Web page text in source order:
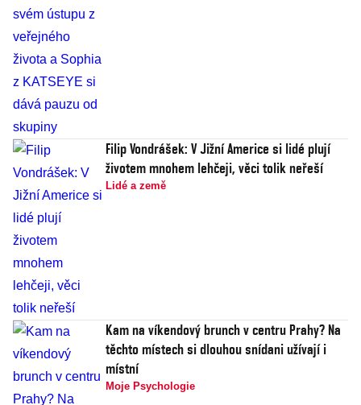
Filip Vondrášek: V Jižní Americe si lidé plují
životem mnohem lehčeji, věci tolik neřeší
Lidé a země
Kam na víkendový brunch v centru Prahy? Na
těchto místech si dlouhou snídani užívají i
místní
Moje Psychologie